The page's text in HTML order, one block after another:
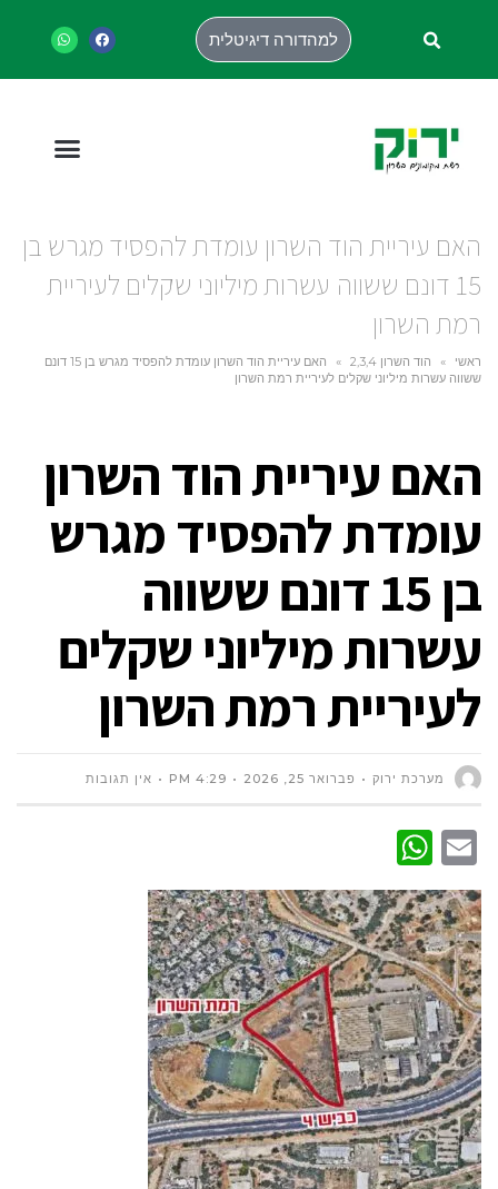
למהדורה דיגיטלית
האם עיריית הוד השרון עומדת להפסיד מגרש בן
15 דונם ששווה עשרות מיליוני שקלים לעיריית
רמת השרון
ראשי » הוד השרון 2,3,4 »
האם עיריית הוד השרון עומדת להפסיד מגרש בן 15 דונם
ששווה עשרות מיליוני שקלים לעיריית רמת השרון
האם עיריית הוד השרון
עומדת להפסיד מגרש
בן 15 דונם ששווה
עשרות מיליוני שקלים
לעיריית רמת השרון
מערכת ירוק פברואר 25, 2026 4:29 PM אין תגובות
Email